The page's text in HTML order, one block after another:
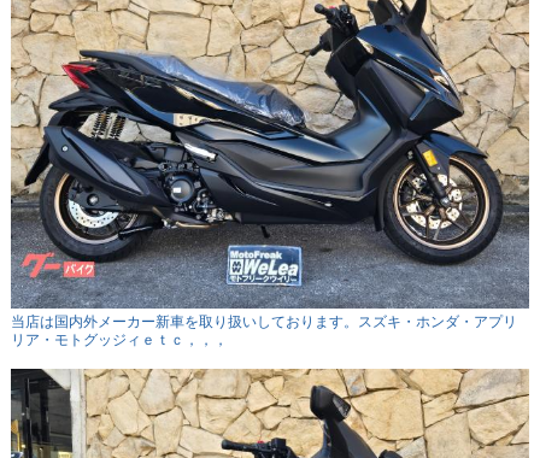
当店は国内外メーカー新車を取り扱いしております。スズキ・ホンダ・アプリ
リア・モトグッジィｅｔｃ，，，